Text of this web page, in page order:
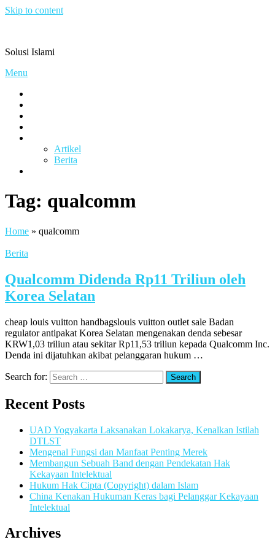
Skip to content
Solusi Islami
Menu
Artikel
Berita
Tag: qualcomm
Home » qualcomm
Berita
Qualcomm Didenda Rp11 Triliun oleh
Korea Selatan
cheap louis vuitton handbagslouis vuitton outlet sale Badan
regulator antipakat Korea Selatan mengenakan denda sebesar
KRW1,03 triliun atau sekitar Rp11,53 triliun kepada Qualcomm Inc.
Denda ini dijatuhkan akibat pelanggaran hukum …
Search for:
Recent Posts
UAD Yogyakarta Laksanakan Lokakarya, Kenalkan Istilah
DTLST
Mengenal Fungsi dan Manfaat Penting Merek
Membangun Sebuah Band dengan Pendekatan Hak
Kekayaan Intelektual
Hukum Hak Cipta (Copyright) dalam Islam
China Kenakan Hukuman Keras bagi Pelanggar Kekayaan
Intelektual
Archives